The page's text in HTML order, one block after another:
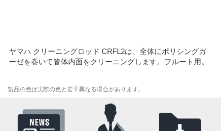
ヤマハ クリーニングロッド CRFL2は、全体にポリシングガ
ーゼを巻いて管体内面をクリーニングします。フルート用。
製品の色は実際の色と若干異なる場合があります。